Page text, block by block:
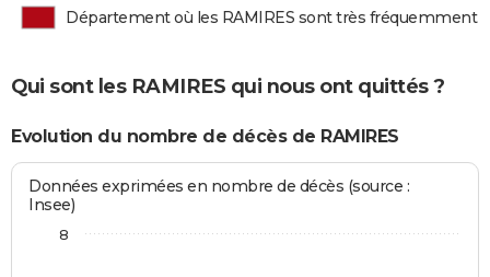
Département où les RAMIRES sont très fréquemment
Qui sont les RAMIRES qui nous ont quittés ?
Evolution du nombre de décès de RAMIRES
Données exprimées en nombre de décès (source :
Insee)
8